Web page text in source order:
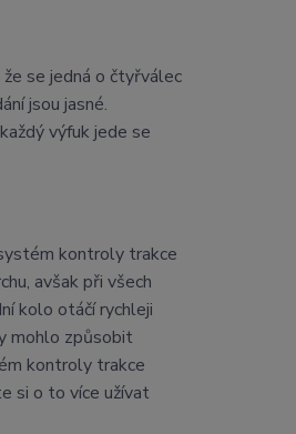
se jedná o čtyřválec
jsou jasné.
výfuk jede se
kontroly trakce
avšak při všech
kolo otáčí rychleji
mohlo způsobit
kontroly trakce
si o to více užívat